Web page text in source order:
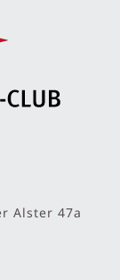
Alster 47a